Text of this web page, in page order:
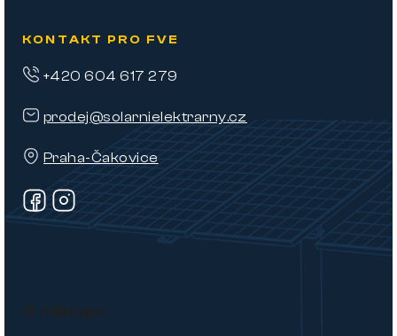
KONTAKT PRO FVE
prodej@solarnielektrarny.cz
Praha-Čakovice
+420 604 617 279
O nákupu